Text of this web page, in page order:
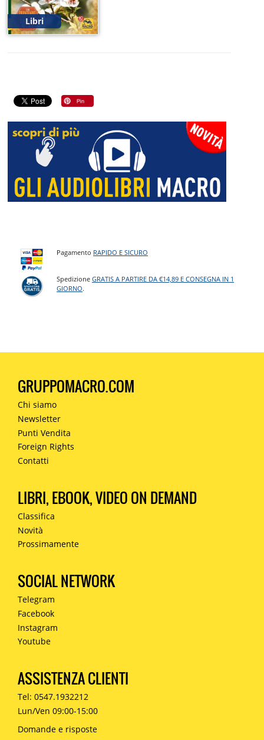
Libri
Pagamento RAPIDO E SICURO
SpedizioneGRATIS A PARTIRE DA €14,89 E CONSEGNA IN 1
GIORNO.
GRUPPOMACRO.COM
Chi siamo
Newsletter
Punti Vendita
Foreign Rights
Contatti
LIBRI, EBOOK, VIDEO ON DEMAND
Classifica
Novità
Prossimamente
SOCIAL NETWORK
Telegram
Facebook
Instagram
Youtube
ASSISTENZA CLIENTI
Tel: 0547.1932212
Lun/Ven 09:00-15:00
Domande e risposte